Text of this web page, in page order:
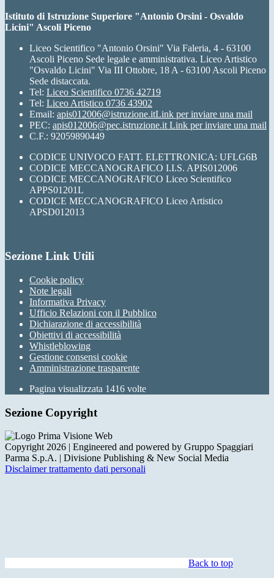
Istituto di Istruzione Superiore "Antonio Orsini - Osvaldo
Licini" Ascoli Piceno
Liceo Scientifico "Antonio Orsini" Via Faleria, 4 - 63100
Ascoli Piceno Sede legale e amministrativa. Liceo Artistico
"Osvaldo Licini" Via III Ottobre, 18 A - 63100 Ascoli Piceno
Sede distaccata.
Tel: Liceo Scientifico 0736 42719
Tel: Liceo Artistico 0736 43902
Email: apis012006@istruzione.itLink per inviare una mail
PEC: apis012006@pec.istruzione.it Link per inviare una mail
C.F.: 92059890449
CODICE UNIVOCO FATT. ELETTRONICA: UFLG6B
CODICE MECCANOGRAFICO I.I.S. APIS012006
CODICE MECCANOGRAFICO Liceo Scientifico
APPS01201L
CODICE MECCANOGRAFICO Liceo Artistico
APSD012013
Sezione Link Utili
Cookie policy
Note legali
Informativa Privacy
Ufficio Relazioni con il Pubblico
Dichiarazione di accessibilità
Obiettivi di accessibilità
Whistleblowing
Gestione consensi cookie
Amministrazione trasparente
Pagina visualizzata 1416 volte
Sezione Copyright
Copyright 2026 | Engineered and powered by Gruppo Spaggiari
Parma S.p.A. | Divisione Publishing & New Social Media
Disclaimer trattamento dati personali
Back to top